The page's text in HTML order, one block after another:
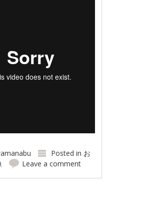
Posted in お
Leave a comment